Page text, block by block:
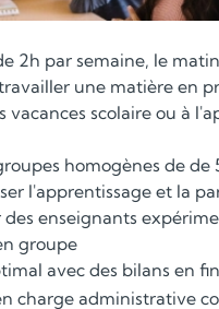
2h par semaine, le
une matière en
vacances scolaire ou à
homogènes de de
l'apprentissage et la
enseignants
groupe
avec des bilans en
charge administrative